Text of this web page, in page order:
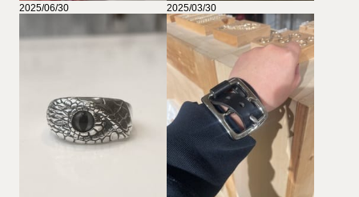
2025/06/30 2025/03/30